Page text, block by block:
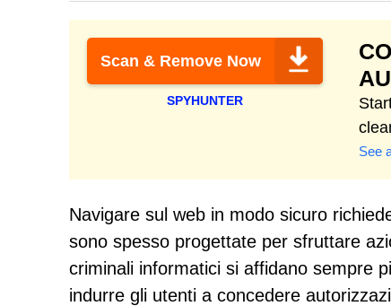
Scan & Remove Now
SPYHUNTER
See
Navigare sul web in modo sicuro
sono spesso progettate per sfruttare
criminali informatici si affidano sempre
indurre gli utenti a concedere